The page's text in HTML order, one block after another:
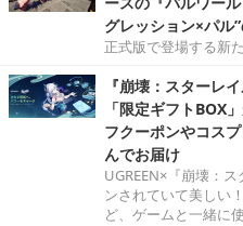
グレッション×パル
正式版で登場する新
『崩壊：スターレ
「限定ギフトBOX
フクーポンやコス
んでお届け
UGREEN×『崩壊：
ンされていて美しい
ど、ゲームと一緒に